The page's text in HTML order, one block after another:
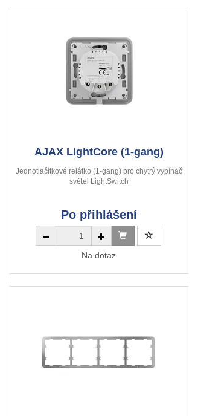
AJAX LightCore (1-gang)
Jednotlačítkové relátko (1-gang) pro chytrý vypínač
světel LightSwitch
Po přihlášení
Na dotaz